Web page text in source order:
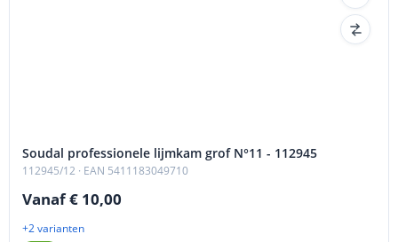
Soudal professionele lijmkam grof N°11 - 112945
112945/12 · EAN 5411183049710
Vanaf € 10,00
+2 varianten